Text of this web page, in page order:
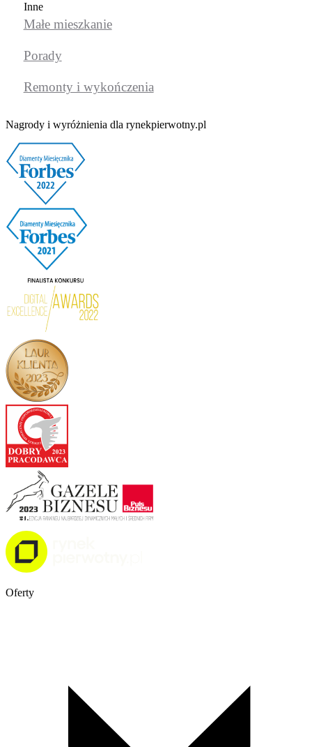
Inne
Małe mieszkanie
Porady
Remonty i wykończenia
Nagrody i wyróżnienia dla rynekpierwotny.pl
Oferty